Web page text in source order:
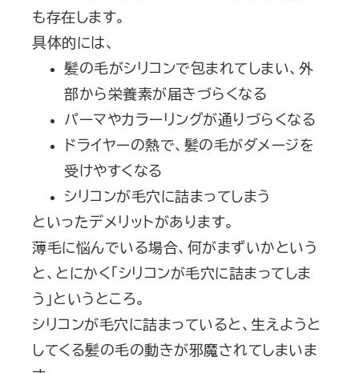
も存在します。
具体的には、
髪の毛がシリコンで包まれてしまい、外
部から栄養素が届きづらくなる
パーマやカラーリングが通りづらくなる
ドライヤーの熱で、髪の毛がダメージを
受けやすくなる
シリコンが毛穴に詰まってしまう
といったデメリットがあります。
薄毛に悩んでいる場合、何がまずいかという
と、とにかく「シリコンが毛穴に詰まってしま
う」というところ。
シリコンが毛穴に詰まっていると、生えようと
してくる髪の毛の動きが邪魔されてしまいま